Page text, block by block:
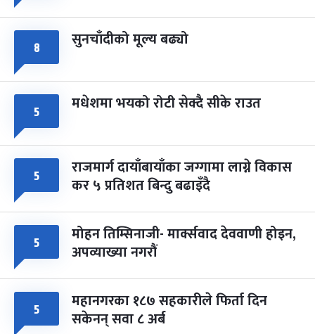
८ सुनचाँदीको मूल्य बढ्यो
५ मधेशमा भयको रोटी सेक्दै सीके राउत
५ राजमार्ग दायाँबायाँका जग्गामा लाग्ने विकास
कर ५ प्रतिशत बिन्दु बढाइँदै
५ मोहन तिम्सिनाजी- मार्क्सवाद देववाणी होइन,
अपव्याख्या नगरौं
५ महानगरका १८७ सहकारीले फिर्ता दिन
सकेनन् सवा ८ अर्ब